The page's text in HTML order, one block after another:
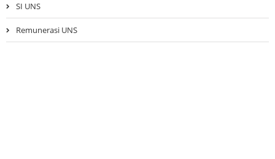
SI UNS
Remunerasi UNS